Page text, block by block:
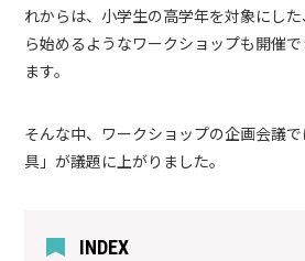
れからは、小学生の高学年を対象にし
ら始めるようなワークショップも開催
ます。
そんな中、ワークショップの企画会議
具」が議題に上がりました。
INDEX